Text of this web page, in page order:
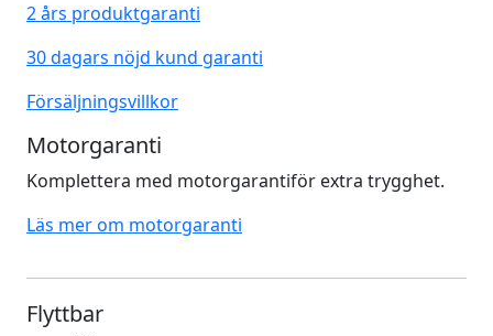
2 års produktgaranti
30 dagars nöjd kund garanti
Försäljningsvillkor
Motorgaranti
Komplettera med motorgarantiför extra trygghet.
Läs mer om motorgaranti
Flyttbar